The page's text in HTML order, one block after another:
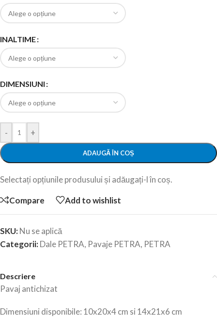
INALTIME
DIMENSIUNI
- +
ADAUGĂ ÎN COȘ
Selectați opțiunile produsului și adăugați-l în coș.
Compare Add to wishlist
SKU:Nu se aplică
Categorii:Dale PETRA, Pavaje PETRA, PETRA
Descriere
Pavaj antichizat
Dimensiuni disponibile: 10x20x4 cm si 14x21x6 cm